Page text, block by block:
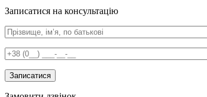
Записатися на консультацію